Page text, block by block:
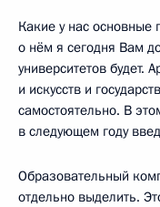
Какие у нас
о нём я сегодня Вам
университетов будет.
и искусств и
самостоятельно. В
в следующем году
Образовательный
отдельно выделить.